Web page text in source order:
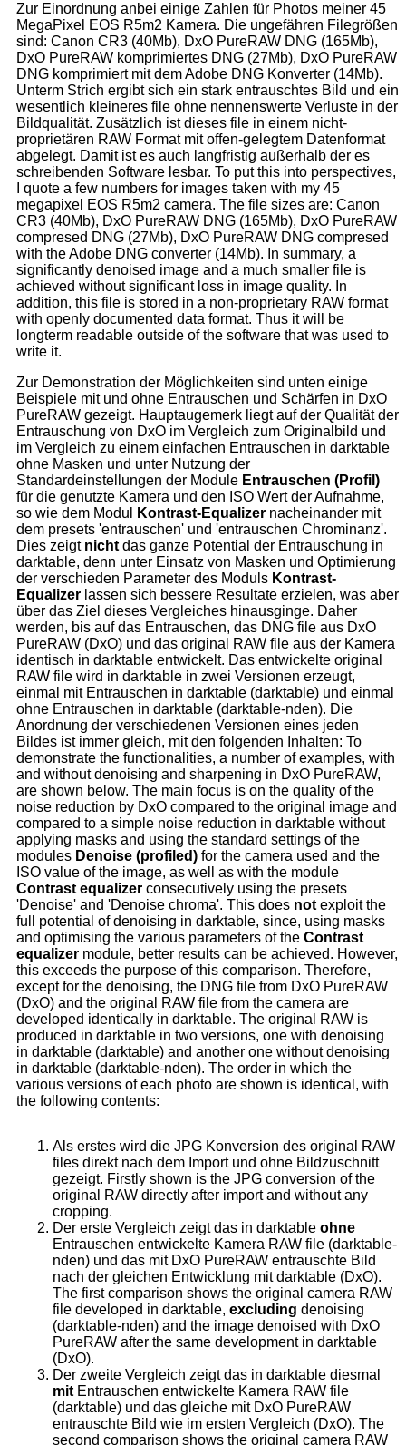
Zur Einordnung anbei einige Zahlen für Photos meiner 45
MegaPixel EOS R5m2 Kamera. Die ungefähren Filegrößen
sind: Canon CR3 (40Mb), DxO PureRAW DNG (165Mb),
DxO PureRAW komprimiertes DNG (27Mb), DxO PureRAW
DNG komprimiert mit dem Adobe DNG Konverter (14Mb).
Unterm Strich ergibt sich ein stark entrauschtes Bild und ein
wesentlich kleineres file ohne nennenswerte Verluste in der
Bildqualität. Zusätzlich ist dieses file in einem nicht-
proprietären RAW Format mit offen-gelegtem Datenformat
abgelegt. Damit ist es auch langfristig außerhalb der es
schreibenden Software lesbar. To put this into perspectives,
I quote a few numbers for images taken with my 45
megapixel EOS R5m2 camera. The file sizes are: Canon
CR3 (40Mb), DxO PureRAW DNG (165Mb), DxO PureRAW
compresed DNG (27Mb), DxO PureRAW DNG compresed
with the Adobe DNG converter (14Mb). In summary, a
significantly denoised image and a much smaller file is
achieved without significant loss in image quality. In
addition, this file is stored in a non-proprietary RAW format
with openly documented data format. Thus it will be
longterm readable outside of the software that was used to
write it.
Zur Demonstration der Möglichkeiten sind unten einige
Beispiele mit und ohne Entrauschen und Schärfen in DxO
PureRAW gezeigt. Hauptaugemerk liegt auf der Qualität der
Entrauschung von DxO im Vergleich zum Originalbild und
im Vergleich zu einem einfachen Entrauschen in darktable
ohne Masken und unter Nutzung der
Standardeinstellungen der Module Entrauschen (Profil)
für die genutzte Kamera und den ISO Wert der Aufnahme,
so wie dem Modul
Kontrast-Equalizer nacheinander mit
dem presets 'entrauschen' und 'entrauschen Chrominanz'.
Dies zeigt nicht das ganze Potential der Entrauschung in
darktable, denn unter Einsatz von Masken und Optimierung
der verschieden Parameter des Moduls Kontrast-
Equalizer lassen sich bessere Resultate erzielen, was aber
über das Ziel dieses Vergleiches hinausginge. Daher
werden, bis auf das Entrauschen, das DNG file aus DxO
PureRAW (DxO) und das original RAW file aus der Kamera
identisch in darktable entwickelt. Das entwickelte original
RAW file wird in darktable in zwei Versionen erzeugt,
einmal mit Entrauschen in darktable (darktable) und einmal
ohne Entrauschen in darktable (darktable-nden). Die
Anordnung der verschiedenen Versionen eines jeden
Bildes ist immer gleich, mit den folgenden Inhalten: To
demonstrate the functionalities, a number of examples, with
and without denoising and sharpening in DxO PureRAW,
are shown below. The main focus is on the quality of the
noise reduction by DxO compared to the original image and
compared to a simple noise reduction in darktable without
applying masks and using the standard settings of the
modules Denoise (profiled) for the camera used and the
ISO value of the image, as well as with the module
Contrast equalizer consecutively using the presets
'Denoise' and 'Denoise chroma'. This does not exploit the
full potential of denoising in darktable, since, using masks
and optimising the various parameters of the Contrast
equalizer module, better results can be achieved. However,
this exceeds the purpose of this comparison. Therefore,
except for the denoising, the DNG file from DxO PureRAW
(DxO) and the original RAW file from the camera are
developed identically in darktable. The original RAW is
produced in darktable in two versions, one with denoising
in darktable (darktable) and another one without denoising
in darktable (darktable-nden). The order in which the
various versions of each photo are shown is identical, with
the following contents:
Als erstes wird die JPG Konversion des original RAW
files direkt nach dem Import und ohne Bildzuschnitt
gezeigt. Firstly shown is the JPG conversion of the
original RAW directly after import and without any
cropping.
Der erste Vergleich zeigt das in darktable ohne
Entrauschen entwickelte Kamera RAW file (darktable-
nden) und das mit DxO PureRAW entrauschte Bild
nach der gleichen Entwicklung mit darktable (DxO).
The first comparison shows the original camera RAW
file developed in darktable, excluding denoising
(darktable-nden) and the image denoised with DxO
PureRAW after the same development in darktable
(DxO).
Der zweite Vergleich zeigt das in darktable diesmal
mit Entrauschen entwickelte Kamera RAW file
(darktable) und das gleiche mit DxO PureRAW
entrauschte Bild wie im ersten Vergleich (DxO). The
second comparison shows the original camera RAW